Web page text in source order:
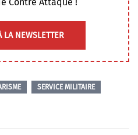
LA NEWSLETTER
SERVICE MILITAIRE